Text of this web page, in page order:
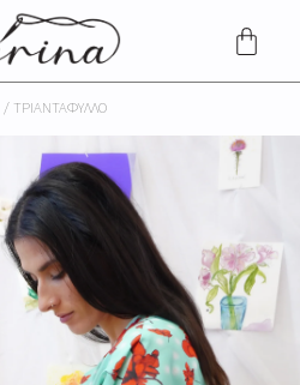
/ ΤΡΙΑΝΤΆΦΥΛΛΟ